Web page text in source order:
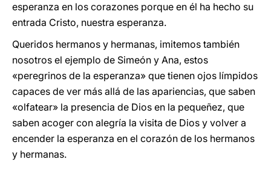
esperanza en los corazones porque en él ha hecho su
entrada Cristo, nuestra esperanza.
Queridos hermanos y hermanas, imitemos también
nosotros el ejemplo de Simeón y Ana, estos
«peregrinos de la esperanza» que tienen ojos límpidos
capaces de ver más allá de las apariencias, que saben
«olfatear» la presencia de Dios en la pequeñez, que
saben acoger con alegría la visita de Dios y volver a
encender la esperanza en el corazón de los hermanos
y hermanas.